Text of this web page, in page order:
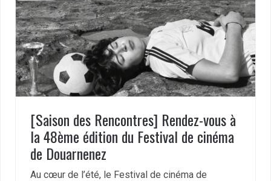
[Saison des Rencontres] Rendez-vous à
la 48ème édition du Festival de cinéma
de Douarnenez
Au cœur de l’été, le Festival de cinéma de